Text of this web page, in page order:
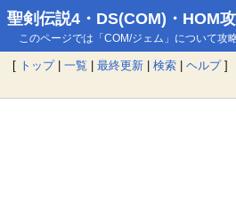
聖剣伝説4・DS(COM)・HOM
このページでは「COM/ジェム」について攻
[ トップ| 一覧 | 最終更新 | 検索 | ヘルプ]